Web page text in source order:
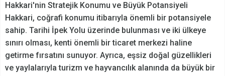
Hakkari'nin Stratejik Konumu ve Büyük Potansiyeli
Hakkari, coğrafi konumu itibarıyla önemli bir potansiyele
sahip. Tarihi İpek Yolu üzerinde bulunması ve iki ülkeye
sınırı olması, kenti önemli bir ticaret merkezi haline
getirme fırsatını sunuyor. Ayrıca, eşsiz doğal güzellikleri
ve yaylalarıyla turizm ve hayvancılık alanında da büyük bir